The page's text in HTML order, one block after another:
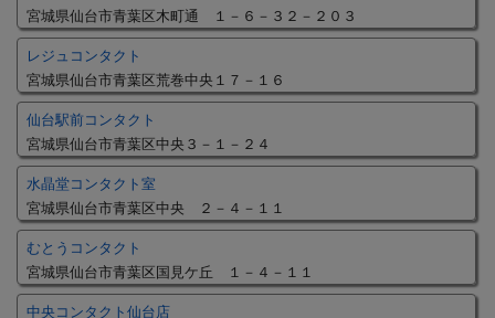
宮城県仙台市青葉区木町通 １－６－３２－２０３
レジュコンタクト
宮城県仙台市青葉区荒巻中央１７－１６
仙台駅前コンタクト
宮城県仙台市青葉区中央３－１－２４
水晶堂コンタクト室
宮城県仙台市青葉区中央 ２－４－１１
むとうコンタクト
宮城県仙台市青葉区国見ケ丘 １－４－１１
中央コンタクト仙台店